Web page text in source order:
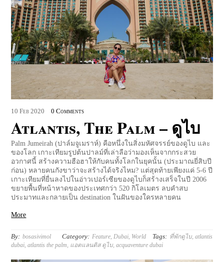
10 Feb 2020 0 Comments
Atlantis, The Palm – ดูไบ
Palm Jumeirah (ปาล์มจูเมราห์) คือหนึ่งในสิ่งมหัศจรรย์ของดูไบ และ
ของโลก เกาะเทียมรูปต้นปาลม์ที่เล่าลือว่ามองเห็นจากกระสวย
อวกาศนี้ สร้างความฮือฮาให้กับคนทั้งโลกในยุคนั้น (ประมาณยี่สิบปี
ก่อน) หลายคนกังขาว่าจะสร้างได้จริงไหม? แต่สุดท้ายเพียงแค่ 5-6 ปี
เกาะเทียมที่ยื่นลงไปในอ่าวเปอร์เซียของดูไบก็สร้างเสร็จในปี 2006
ขยายพื้นที่หน้าหาดของประเทศกว่า 520 กิโลเมตร ลบคำสบ
ประมาทและกลายเป็น destination ในฝันของใครหลายคน
More
By: bosasivimol Category: Feature,Dubai, World Tags: ที่พักดูไบ, atlantis
dubai,atlantis the palm, แอตแลนติส ดูไบ,acquaventure dubai